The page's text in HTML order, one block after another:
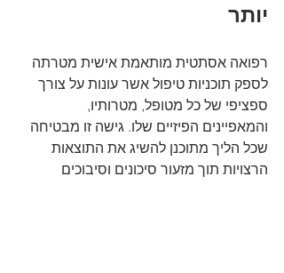
יותר
רפואה אסתטית מותאמת אישית מטרתה
לספק תוכניות טיפול אשר עונות על צורך
ספציפי של כל מטופל, מטרותיו,
והמאפיינים הפיזיים שלו. גישה זו מבטיחה
שכל הליך מתוכנן להשיג את התוצאות
הרצויות תוך מזעור סיכונים וסיבוכים